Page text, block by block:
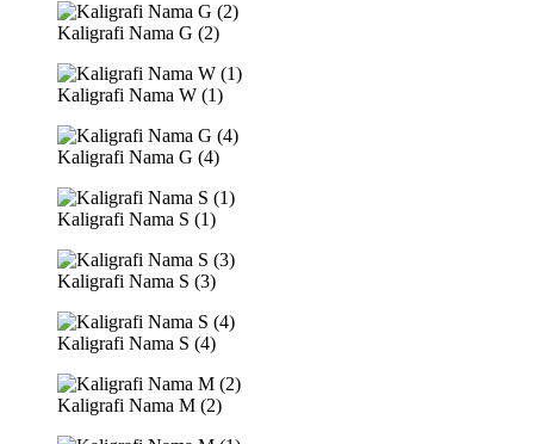
Kaligrafi Nama G (2)
Kaligrafi Nama W (1)
Kaligrafi Nama G (4)
Kaligrafi Nama S (1)
Kaligrafi Nama S (3)
Kaligrafi Nama S (4)
Kaligrafi Nama M (2)